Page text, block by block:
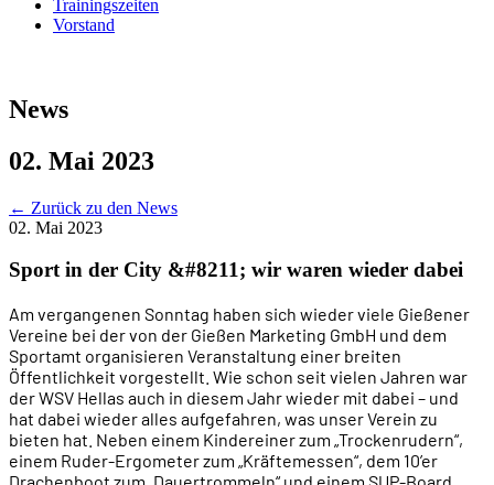
Trainingszeiten
Vorstand
News
02. Mai 2023
← Zurück zu den News
02. Mai 2023
Sport in der City &#8211; wir waren wieder dabei
Am vergangenen Sonntag haben sich wieder viele Gießener
Vereine bei der von der Gießen Marketing GmbH und dem
Sportamt organisieren Veranstaltung einer breiten
Öffentlichkeit vorgestellt. Wie schon seit vielen Jahren war
der WSV Hellas auch in diesem Jahr wieder mit dabei – und
hat dabei wieder alles aufgefahren, was unser Verein zu
bieten hat. Neben einem Kindereiner zum „Trockenrudern“,
einem Ruder-Ergometer zum „Kräftemessen“, dem 10’er